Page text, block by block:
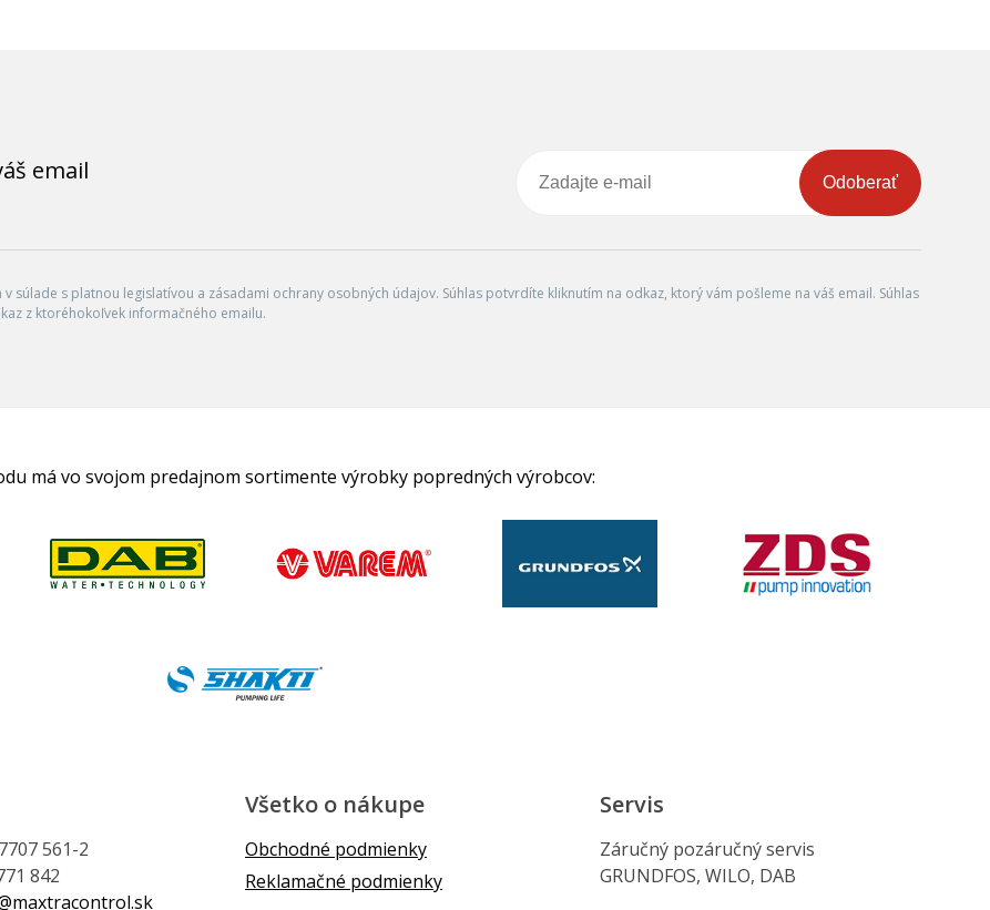
email Odoberať
súlade s platnou legislatívou a zásadami ochrany osobných údajov. Súhlas potvrdíte kliknutím na odkaz, ktorý vám pošleme na váš email. Súhlas
z ktoréhokoľvek informačného emailu.
má vo svojom predajnom sortimente výrobky popredných výrobcov:
561-2
842
Všetko o nákupe
Obchodné podmienky
Reklamačné podmienky
Servis
Záručný pozáručný servis
GRUNDFOS, WILO, DAB